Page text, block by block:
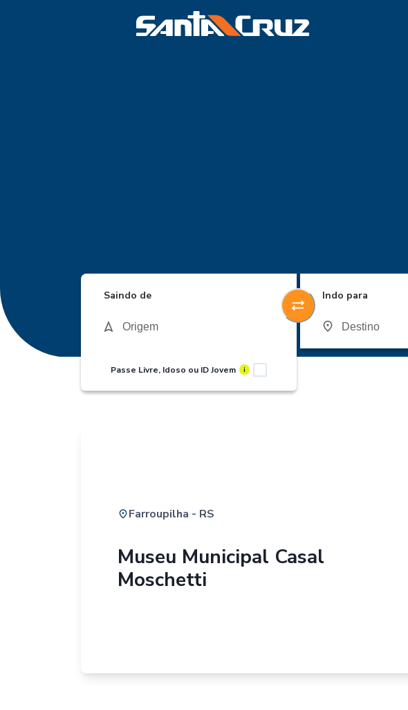
Saindo de
Passe Livre, Idoso ou ID Jovem i
Indo para
Farroupilha - RS
Museu Municipal Casal
Moschetti